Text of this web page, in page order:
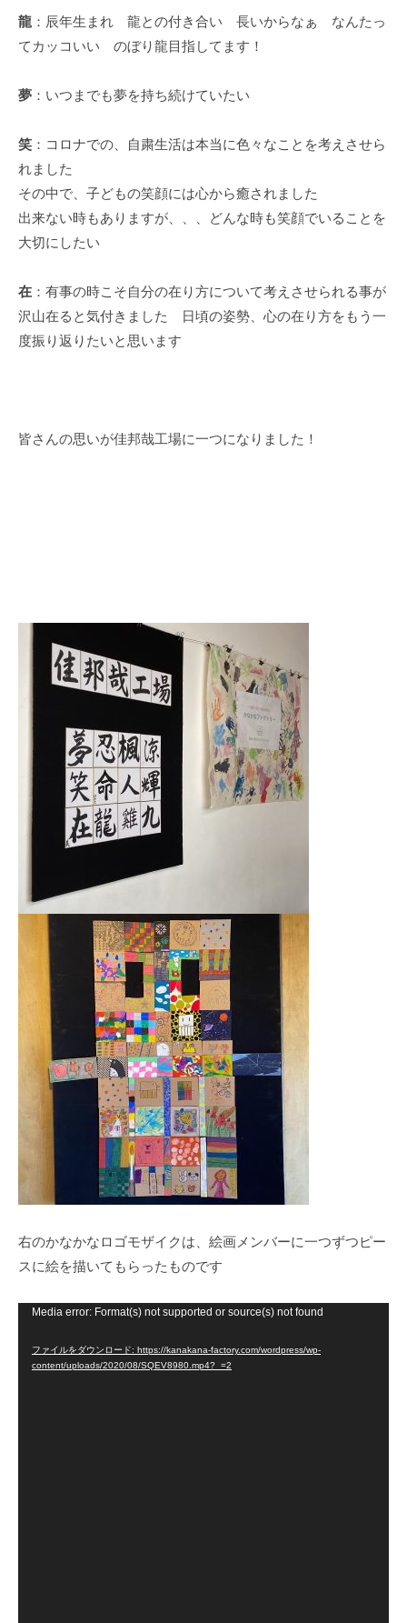
龍 ：辰年生まれ 龍との付き合い 長いからなぁ なんたっ
てカッコいい のぼり龍目指してます！
夢 ：いつまでも夢を持ち続けていたい
笑 ：コロナでの、自粛生活は本当に色々なことを考えさせら
れました
その中で、子どもの笑顔には心から癒されました
出来ない時もありますが、、、どんな時も笑顔でいることを
大切にしたい
在 ：有事の時こそ自分の在り方について考えさせられる事が
沢山在ると気付きました 日頃の姿勢、心の在り方をもう一
度振り返りたいと思います
皆さんの思いが佳邦哉工場に一つになりました！
右のかなかなロゴモザイクは、絵画メンバーに一つずつピー
スに絵を描いてもらったものです
Media error: Format(s) not supported or source(s) not found
ファイルをダウンロード: https://kanakana-factory.com/wordpress/wp-
content/uploads/2020/08/SQEV8980.mp4?_=2